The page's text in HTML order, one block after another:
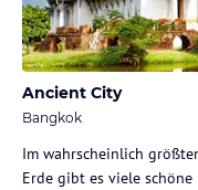
Ancient City
Bangkok
Im wahrscheinlich
Erde gibt es viele